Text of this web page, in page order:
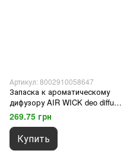
Артикул: 8002910058647
Запаска к ароматическому
дифузору AIR WICK deo diffus
ricar oli essenz 20 ml lavanda
269.75 грн
Купить